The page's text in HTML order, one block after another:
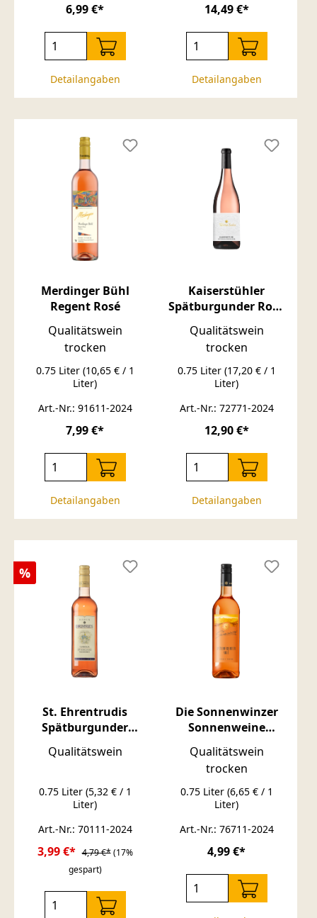
6,99 €*
Detailangaben
14,49 €*
Detailangaben
Merdinger Bühl
Regent Rosé
trocken
Qualitätswein
0.75 Liter (10,65 € / 1
Liter)
Art.-Nr.: 91611-2024
7,99 €*
Detailangaben
Kaiserstühler
Spätburgunder Rosé
trocken
Qualitätswein
0.75 Liter (17,20 € / 1
Liter)
Art.-Nr.: 72771-2024
12,90 €*
Detailangaben
Rabatt
%
St. Ehrentrudis
Spätburgunder
Qualitätswein
0.75 Liter (5,32 € / 1
Liter)
Art.-Nr.: 70111-2024
3,99 €* 4,79 €* (17%
gespart)
Die Sonnenwinzer
Sonnenweine
Qualitätswein
trocken 0,75l
trocken
Qualitätswein
0.75 Liter (6,65 € / 1
Liter)
Art.-Nr.: 76711-2024
4,99 €*